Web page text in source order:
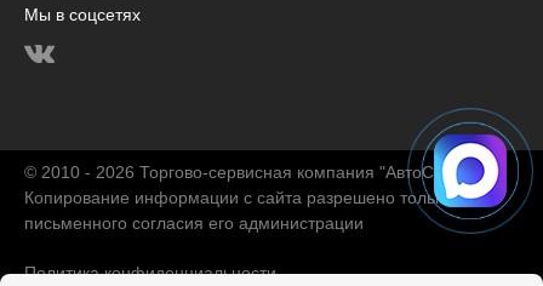
Мы в соцсетях
© 2010 - 2026 Торгово-сервисная компания "АвтоChina"
Копирование информации с сайта разрешено только с
письменного согласия его администрации
Политика конфиденциальности